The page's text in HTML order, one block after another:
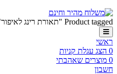
Product tagged "תאורת רינג לאיפור"
ראשי
0 הצג עגלת קניות
0 מוצרים שאהבתי
חשבון